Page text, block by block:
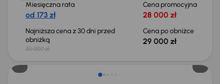
Miesięczna rata
od 173 zł
Cena promocyjna
28 000 zł
Najniższa cena z 30 dni przed
obniżką
30 000 zł
Cena po obniżce
29 000 zł